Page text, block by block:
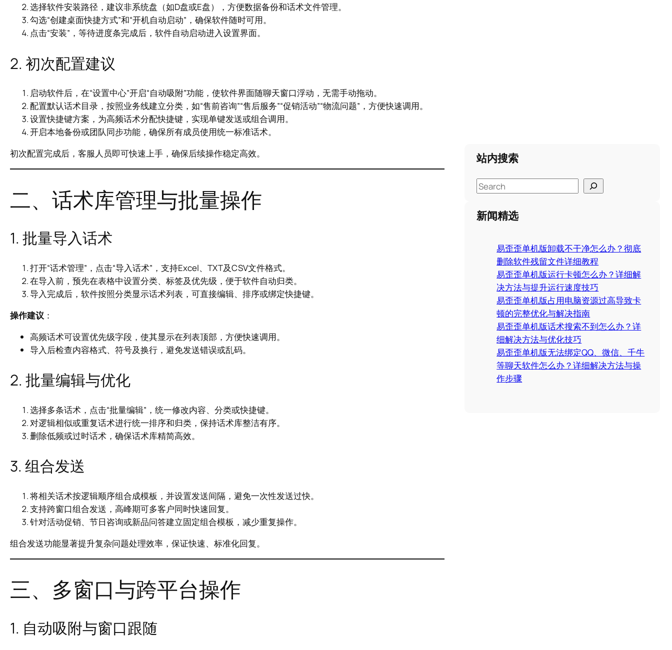
选择软件安装路径，建议非系统盘（如D盘或E盘），方便数据备份和话术文件管理。
勾选“创建桌面快捷方式”和“开机自动启动”，确保软件随时可用。
点击“安装”，等待进度条完成后，软件自动启动进入设置界面。
2. 初次配置建议
启动软件后，在“设置中心”开启“自动吸附”功能，使软件界面随聊天窗口浮动，无需手动拖动。
配置默认话术目录，按照业务线建立分类，如“售前咨询”“售后服务”“促销活动”“物流问题”，方便快速调用。
设置快捷键方案，为高频话术分配快捷键，实现单键发送或组合调用。
开启本地备份或团队同步功能，确保所有成员使用统一标准话术。
初次配置完成后，客服人员即可快速上手，确保后续操作稳定高效。
二、话术库管理与批量操作
1. 批量导入话术
打开“话术管理”，点击“导入话术”，支持Excel、TXT及CSV文件格式。
在导入前，预先在表格中设置分类、标签及优先级，便于软件自动归类。
导入完成后，软件按照分类显示话术列表，可直接编辑、排序或绑定快捷键。
操作建议 ：
高频话术可设置优先级字段，使其显示在列表顶部，方便快速调用。
导入后检查内容格式、符号及换行，避免发送错误或乱码。
2. 批量编辑与优化
选择多条话术，点击“批量编辑”，统一修改内容、分类或快捷键。
对逻辑相似或重复话术进行统一排序和归类，保持话术库整洁有序。
删除低频或过时话术，确保话术库精简高效。
3. 组合发送
将相关话术按逻辑顺序组合成模板，并设置发送间隔，避免一次性发送过快。
支持跨窗口组合发送，高峰期可多客户同时快速回复。
针对活动促销、节日咨询或新品问答建立固定组合模板，减少重复操作。
组合发送功能显著提升复杂问题处理效率，保证快速、标准化回复。
三、多窗口与跨平台操作
1. 自动吸附与窗口跟随
站内搜索
S
e
a
r
新闻精选
易歪歪单机版卸载不干净怎么办？彻底
删除软件残留文件详细教程
易歪歪单机版运行卡顿怎么办？详细解
决方法与提升运行速度技巧
易歪歪单机版占用电脑资源过高导致卡
顿的完整优化与解决指南
易歪歪单机版话术搜索不到怎么办？详
细解决方法与优化技巧
易歪歪单机版无法绑定QQ、微信、千牛
等聊天软件怎么办？详细解决方法与操
作步骤